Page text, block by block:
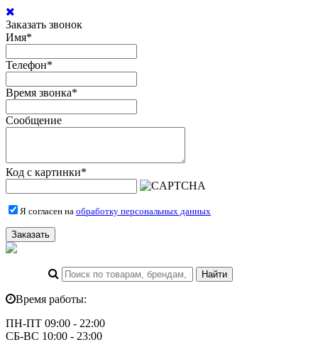
Заказать звонок
Имя*
Телефон*
Время звонка*
Сообщение
Код с картинки*
Я согласен на обработку персональных данных
Заказать
Время работы:
ПН-ПТ 09:00 - 22:00
СБ-ВС 10:00 - 23:00